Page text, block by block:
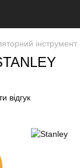
інструмент
відгук